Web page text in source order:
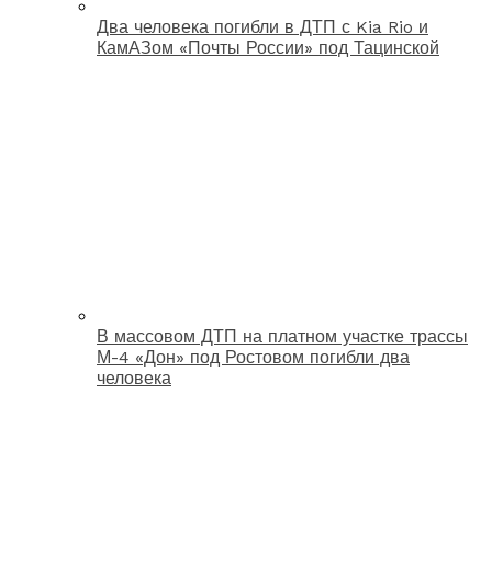
Два человека погибли в ДТП с Kia Rio и
КамАЗом «Почты России» под Тацинской
В массовом ДТП на платном участке трассы
М-4 «Дон» под Ростовом погибли два
человека